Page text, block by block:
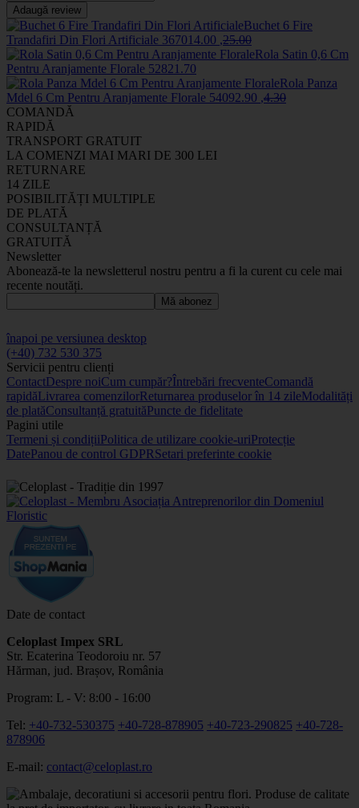
Adaugă review
Buchet 6 Fire
Trandafiri Din Flori Artificiale 367014.00 ,25.00
Rola Satin 0,6 Cm
Pentru Aranjamente Florale 52821 .70
Rola Panza
Mdel 6 Cm Pentru Aranjamente Florale 54092.90 ,4.30
COMANDĂ
RAPIDĂ
TRANSPORT GRATUIT
LA COMENZI MAI MARI DE 300 LEI
RETURNARE
14 ZILE
POSIBILITĂȚI MULTIPLE
DE PLATĂ
CONSULTANȚĂ
GRATUITĂ
Newsletter
Abonează-te la newsletterul nostru pentru a fi la curent cu cele mai
recente noutăți.
Mă abonez
înapoi pe versiunea desktop
(+40) 732 530 375
Servicii pentru clienți
ContactDespre noiCum cumpăr?Întrebări frecventeComandă
rapidăLivrarea comenzilorReturnarea produselor în 14 zileModalități
de platăConsultanță gratuităPuncte de fidelitate
Pagini utile
Termeni și condițiiPolitica de utilizare cookie-uriProtecție
DatePanou de control GDPRSetari preferinte cookie
Date de contact
Celoplast Impex SRL
Str. Ecaterina Teodoroiu nr. 57
Hărman, jud. Brașov, România
Program: L - V: 8:00 - 16:00
Tel: +40-732-530375 +40-728-878905 +40-723-290825 +40-728-
878906
E-mail: contact@celoplast.ro